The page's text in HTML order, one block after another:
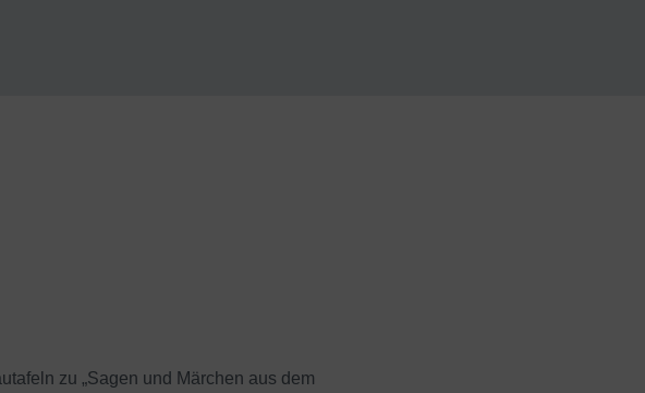
zu „Sagen und Märchen aus dem